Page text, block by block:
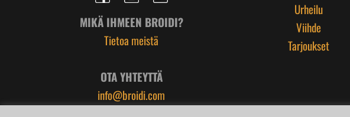
MIKÄ IHMEEN BROIDI?
Tietoa meistä
OTA YHTEYTTÄ
info@broidi.com
Urheilu
Viihde
Tarjoukset